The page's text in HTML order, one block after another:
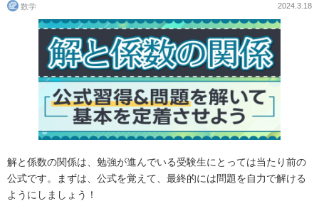
数学 2024.3.18
解と係数の関係は、勉強が進んでいる受験生にとっては当たり前の
公式です。まずは、公式を覚えて、最終的には問題を自力で解ける
ようにしましょう！